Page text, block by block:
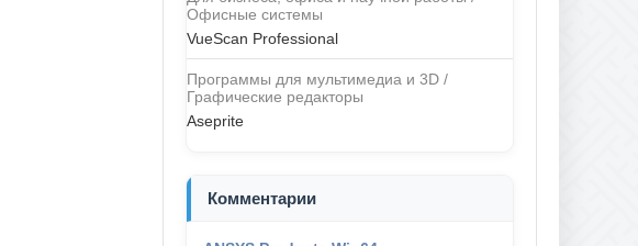
Офисные системы
VueScan Professional
Программы для мультимедиа и 3D /
Графические редакторы
Aseprite
Комментарии